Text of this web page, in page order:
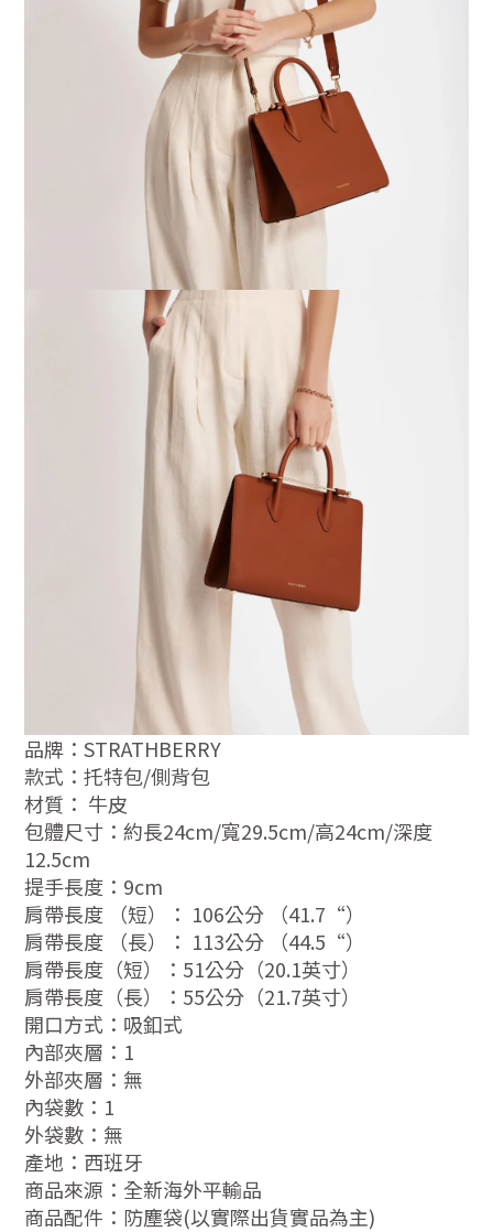
品牌：STRATHBERRY
款式：托特包/側背包
材質： 牛皮
包體尺寸：約長24cm/寬29.5cm/高24cm/深度
12.5cm
提手長度：9cm
肩帶長度 （短）： 106公分 （41.7“）
肩帶長度 （長）： 113公分 （44.5“）
肩帶長度（短）：51公分（20.1英寸）
肩帶長度（長）：55公分（21.7英寸）
開口方式：吸釦式
內部夾層：1
外部夾層：無
內袋數：1
外袋數：無
產地：西班牙
商品來源：全新海外平輸品
商品配件：防塵袋(以實際出貨實品為主)